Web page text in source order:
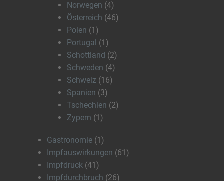
Norwegen (4)
Österreich (46)
Polen (1)
Portugal (1)
Schottland (2)
Schweden (4)
Schweiz (16)
Spanien (3)
Tschechien (2)
Zypern (1)
Gastronomie (1)
Impfauswirkungen (61)
Impfdruck (41)
Impfdurchbruch (26)